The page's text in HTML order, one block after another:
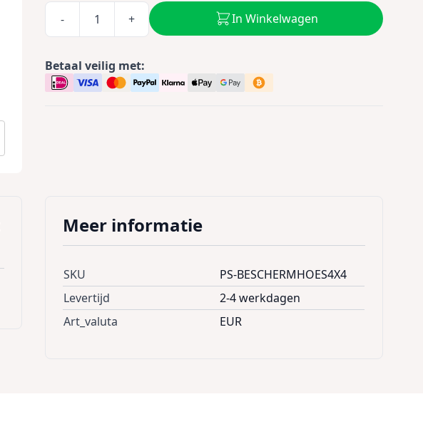
- + In Winkelwagen
Betaal veilig met:
Meer informatie
SKU
PS-BESCHERMHOES4X4
Levertijd
2-4 werkdagen
Art_valuta
EUR